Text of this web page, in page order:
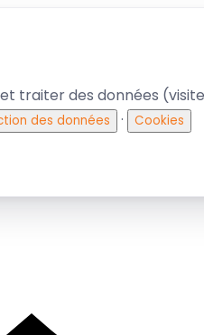
traiter des données
des données · Cookies